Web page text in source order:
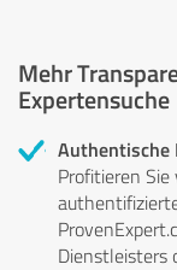
Mehr
Expertensuche
Authentische
Profitieren
Dienstleisters